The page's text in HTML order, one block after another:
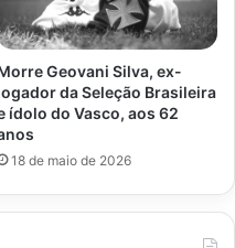
Geovani Silva, ex-
da Seleção Brasileira
ídolo do Vasco, aos 62
18 de maio de 2026